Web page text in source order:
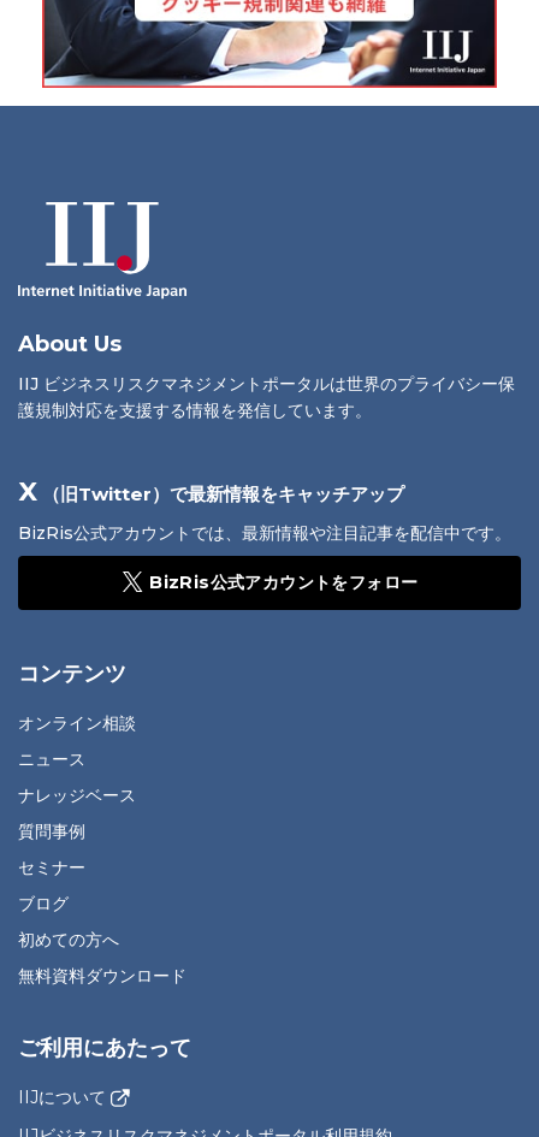
About Us
IIJ ビジネスリスクマネジメントポータルは世界のプライバシー保
護規制対応を支援する情報を発信しています。
X （旧Twitter）で最新情報をキャッチアップ
BizRis公式アカウントでは、最新情報や注目記事を配信中です。
BizRis公式アカウントをフォロー
コンテンツ
オンライン相談
ニュース
ナレッジベース
質問事例
セミナー
ブログ
初めての方へ
無料資料ダウンロード
ご利用にあたって
IIJについて